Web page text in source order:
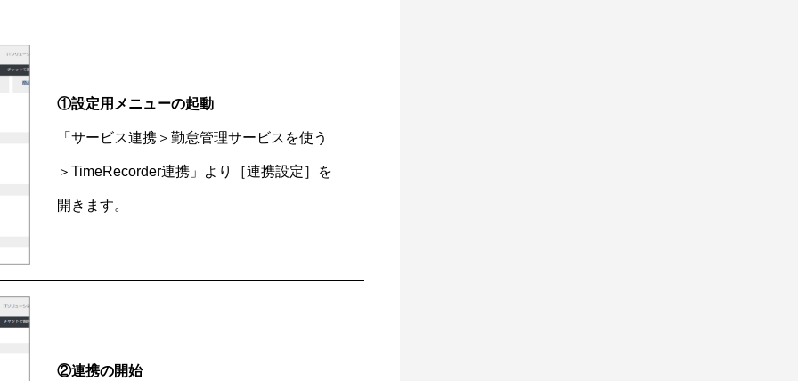
①設定用メニューの起動
「サービス連携＞勤怠管理サービスを使う
＞TimeRecorder連携」より［連携設定］を
開きます。
②連携の開始